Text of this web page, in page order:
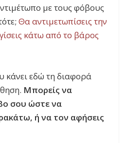
με τους φόβους
Θα αντιμετωπίσεις την
κάτω από το βάρος
κάνει εδώ τη διαφορά
Μπορείς να
σου ώστε να
ή να τον αφήσεις